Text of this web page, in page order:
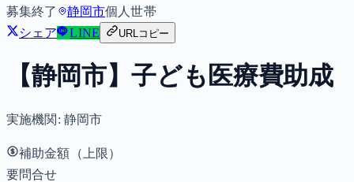
募集終了
静岡市個人世帯
シェア
LINE URLコピー
【静岡市】子ども医療費助成
実施機関: 静岡市
補助金額（上限）
要問合せ